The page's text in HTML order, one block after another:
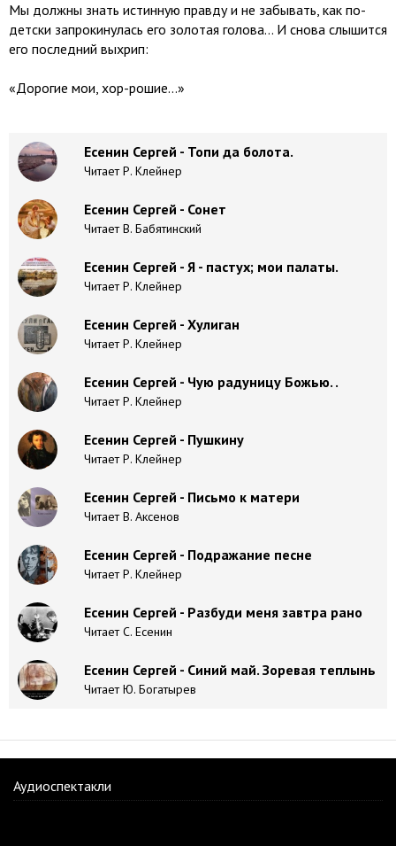
Мы должны знать истинную правду и не забывать, как по-
детски запрокинулась его золотая голова… И снова слышится
его последний выхрип:
«Дорогие мои, хор-рошие…»
Есенин Сергей - Топи да болота.
Читает Р. Клейнер
Есенин Сергей - Сонет
Читает В. Бабятинский
Есенин Сергей - Я - пастух; мои палаты.
Читает Р. Клейнер
Есенин Сергей - Хулиган
Читает Р. Клейнер
Есенин Сергей - Чую радуницу Божью. .
Читает Р. Клейнер
Есенин Сергей - Пушкину
Читает Р. Клейнер
Есенин Сергей - Письмо к матери
Читает В. Аксенов
Есенин Сергей - Подражание песне
Читает Р. Клейнер
Есенин Сергей - Разбуди меня завтра рано
Читает С. Есенин
Есенин Сергей - Синий май. Зоревая теплынь
Читает Ю. Богатырев
Аудиоспектакли